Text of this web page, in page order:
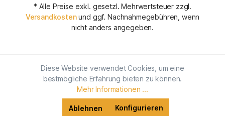
* Alle Preise exkl. gesetzl. Mehrwertsteuer zzgl.
Versandkostenund ggf. Nachnahmegebühren, wenn
nicht anders angegeben.
Diese Website verwendet Cookies, um eine
bestmögliche Erfahrung bieten zu können.
Mehr Informationen ...
Ablehnen Konfigurieren